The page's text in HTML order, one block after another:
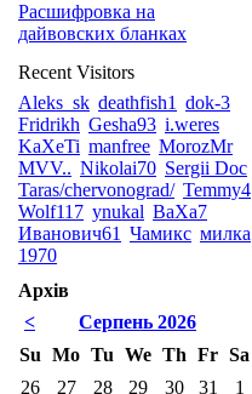
Расшифровка на
дайвовских бланках
Recent Visitors
Aleks_sk deathfish1 dok-3
Fridrikh Gesha93 i.weres
KaXeTi manfree MorozMr
MVV.. Nikolai70 Sergii Doc
Taras/chervonograd/ Temmy4
Wolf117 ynukal ВаХа7
Иванович61 Чамикс милка
1970
Архів
<
Серпень 2026
Su Mo Tu We Th Fr Sa
26
27 28 29 30 31
1